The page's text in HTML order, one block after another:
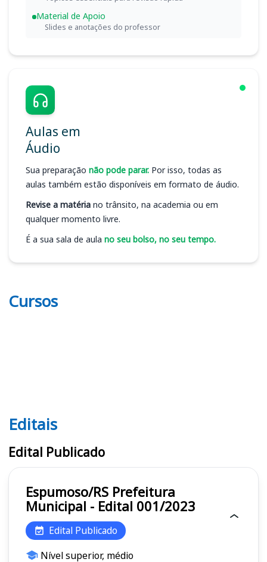
Material de Apoio
Slides e anotações do professor
Aulas em
Áudio
Sua preparação não pode parar. Por isso, todas as
aulas também estão disponíveis em formato de áudio.
Revise a matéria no trânsito, na academia ou em
qualquer momento livre.
É a sua sala de aula no seu bolso, no seu tempo.
Cursos
Editais
Editais
Edital Publicado
Espumoso/RS Prefeitura
Municipal - Edital 001/2023
Edital Publicado
Nível superior, médio